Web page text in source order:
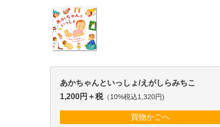
あかちゃんといっしょ/えがしらみちこ
1,200円＋税（10%税込1,320円)
買物かごへ